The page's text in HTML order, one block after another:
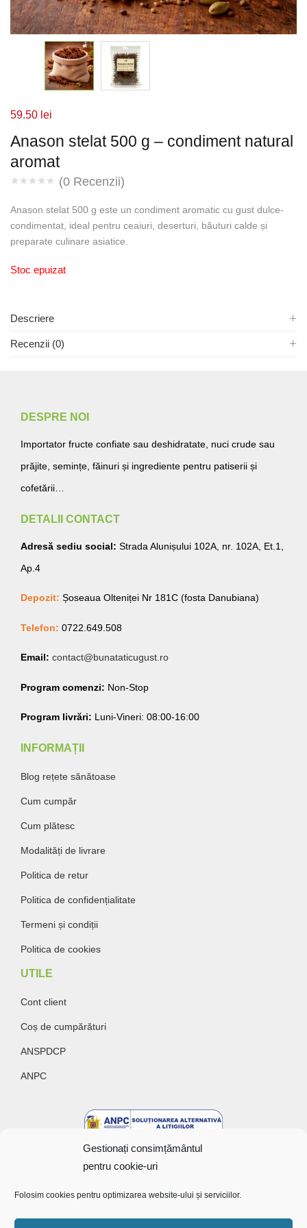
Gestionați consimțământul
pentru cookie-uri
Folosim cookies pentru optimizarea website-ului și serviciilor.
Anason stelat 500 g – condiment natural
aromat
(0 Recenzii)
59.50 lei
Anason stelat 500 g este un condiment aromatic cu gust dulce-
condimentat, ideal pentru ceaiuri, deserturi, băuturi calde și
preparate culinare asiatice.
Stoc epuizat
Descriere
Recenzii (0)
DESPRE NOI
Importator fructe confiate sau deshidratate, nuci crude sau
prăjite, semințe, făinuri și ingrediente pentru patiserii și
cofetării…
DETALII CONTACT
Adresă sediu social: Strada Alunișului 102A, nr. 102A, Et.1,
Ap.4
Depozit: Șoseaua Olteniței Nr 181C (fosta Danubiana)
Telefon: 0722.649.508
Email: contact@bunataticugust.ro
Program comenzi: Non-Stop
Program livrări: Luni-Vineri: 08:00-16:00
INFORMAȚII
Blog rețete sănătoase
Cum cumpăr
Cum plătesc
Modalități de livrare
Politica de retur
Politica de confidențialitate
Termeni și condiții
Politica de cookies
UTILE
Cont client
Coș de cumpărături
ANSPDCP
ANPC